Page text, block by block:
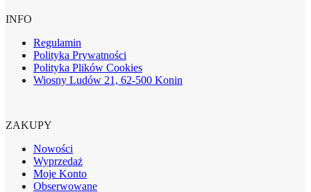
INFO
Regulamin
Polityka Prywatności
Polityka Plików Cookies
Wiosny Ludów 21, 62-500 Konin
ZAKUPY
Nowości
Wyprzedaż
Moje Konto
Obserwowane